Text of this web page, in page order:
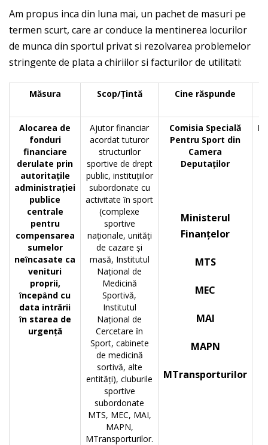
Am propus inca din luna mai, un pachet de masuri pe
termen scurt, care ar conduce la mentinerea locurilor
de munca din sportul privat si rezolvarea problemelor
stringente de plata a chiriilor si facturilor de utilitati:
Măsura Scop/Ţintă
Cine răspunde
Alocarea de
fonduri
financiare
derulate prin
autoritațile
administrației
publice
centrale
pentru
compensarea
sumelor
neȋncasate ca
venituri
proprii,
ȋncepȃnd cu
data intrării
ȋn starea de
urgență
Ajutor financiar
acordat tuturor
structurilor
sportive de drept
public, instituțiilor
subordonate cu
activitate ȋn sport
(complexe
sportive
naționale, unități
de cazare şi
masă, Institutul
Național de
Medicină
Sportivă,
Institutul
Național de
Cercetare ȋn
Sport, cabinete
de medicină
sortivă, alte
entități), cluburile
sportive
subordonate
MTS, MEC, MAI,
MAPN,
MTransporturilor.
Comisia Specială
Pentru Sport din
Camera
Deputaților
Ministerul
Finanțelor
MTS
MEC
MAI
MAPN
MTransporturilor